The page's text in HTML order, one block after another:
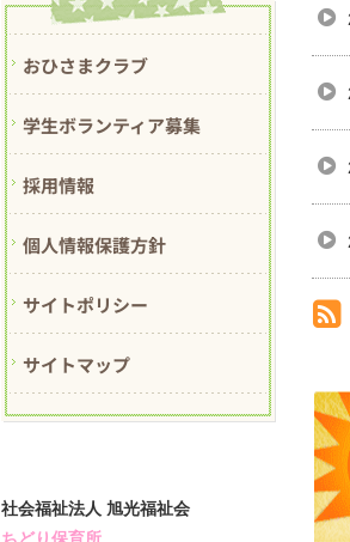
おひさまクラブ
学生ボランティア募集
採用情報
個人情報保護方針
サイトポリシー
サイトマップ
社会福祉法人 旭光福祉会